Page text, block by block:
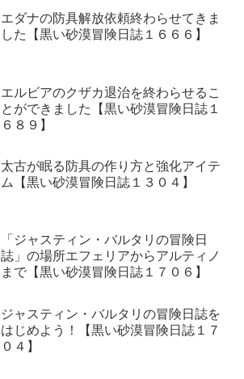
エダナの防具解放依頼終わらせてきま
した【黒い砂漠冒険日誌１６６６】
エルビアのクザカ退治を終わらせるこ
とができました【黒い砂漠冒険日誌１
６８９】
太古が眠る防具の作り方と強化アイテ
ム【黒い砂漠冒険日誌１３０４】
「ジャスティン・バルタリの冒険日
誌」の場所エフェリアからアルティノ
まで【黒い砂漠冒険日誌１７０６】
ジャスティン・バルタリの冒険日誌を
はじめよう！【黒い砂漠冒険日誌１７
０４】